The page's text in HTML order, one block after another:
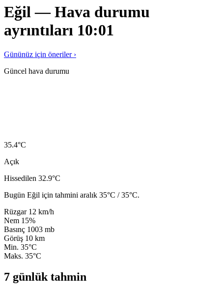
Eğil — Hava durumu
ayrıntıları 10:01
Gününüz için öneriler ›
Güncel hava durumu
35.4°C
Açık
Hissedilen 32.9°C
Bugün Eğil için tahmini aralık 35°C / 35°C.
Rüzgar 12 km/h
Nem 15%
Basınç 1003 mb
Görüş 10 km
Min. 35°C
Maks. 35°C
7 günlük tahmin